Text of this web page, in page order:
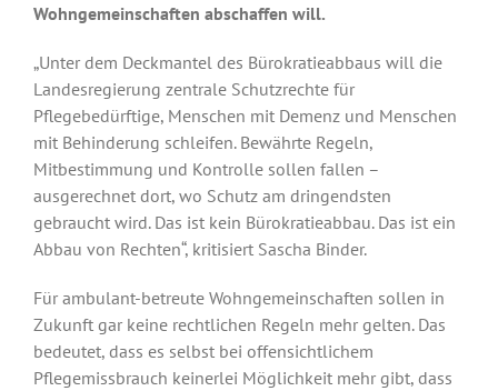
Wohngemeinschaften abschaffen will.
„Unter dem Deckmantel des Bürokratieabbaus will die
Landesregierung zentrale Schutzrechte für
Pflegebedürftige, Menschen mit Demenz und Menschen
mit Behinderung schleifen. Bewährte Regeln,
Mitbestimmung und Kontrolle sollen fallen –
ausgerechnet dort, wo Schutz am dringendsten
gebraucht wird. Das ist kein Bürokratieabbau. Das ist ein
Abbau von Rechten“, kritisiert Sascha Binder.
Für ambulant-betreute Wohngemeinschaften sollen in
Zukunft gar keine rechtlichen Regeln mehr gelten. Das
bedeutet, dass es selbst bei offensichtlichem
Pflegemissbrauch keinerlei Möglichkeit mehr gibt, dass